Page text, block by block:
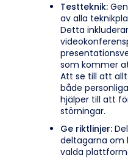
Testteknik:
av alla
Detta
som kommer
Att se till att
både
hjälper till att
störningar.
Ge riktlinjer:
deltagarna om
valda